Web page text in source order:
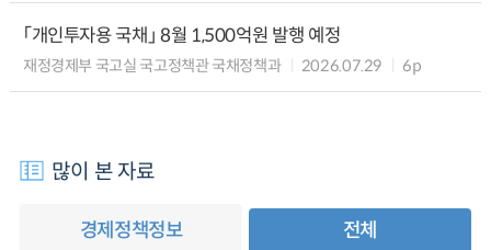
「개인투자용 국채」 8월 1,500억원 발행 예정
재정경제부 국고실 국고정책관 국채정책과 2026.07.29 6p
많이 본 자료
경제정책정보 전체